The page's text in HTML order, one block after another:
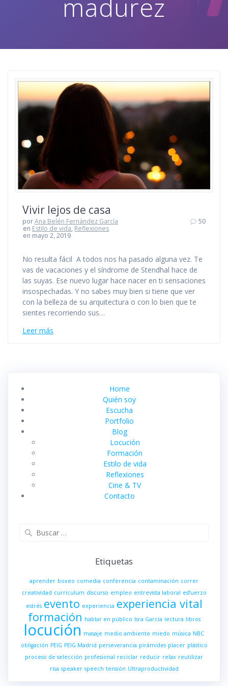
madurez
Vivir lejos de casa
porAna Belén Fernández García
en Estilo de vida, Reflexiones
en mayo 2, 2019
50
No resulta fácil A todos nos ha pasado alguna vez. Te
vas de vacaciones y el síndrome de Stendhal hace de
las suyas. Ese nuevo lugar hace nacer en ti sensaciones
insospechadas. Y no sabes muy bien si tiene que ver
con la belleza de su arquitectura o con lo bien que te
sientes recorriendo sus…
Leer más
Home
Quién soy
Escucha
Portfolio
Blog
Locución
Formación
Estilo de vida
Reflexiones
Cine & TV
Contacto
Etiquetas
aprender boxeo comedia conferencia contaminación correr
creatividad currículum discurso empleo entrevista laboral esfuerzo
estrés evento experiencia experiencia vital
formación hablar en público Isra García lectura libros
locución masaje medio ambiente miedo música NBC
obligación PEIG PEIG Madrid perseverancia pirámides placer plástico
proceso de selección profesional reciclar reducir relax reutilizar
risa speaker speech tensión Ultraproductividad